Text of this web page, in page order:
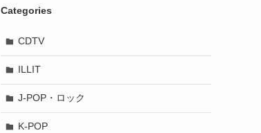
Categories
CDTV
ILLIT
J-POP・ロック
K-POP